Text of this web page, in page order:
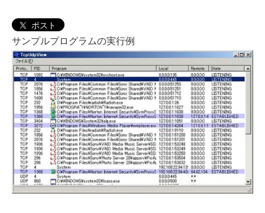
ポスト
サンプルプログラムの実行例